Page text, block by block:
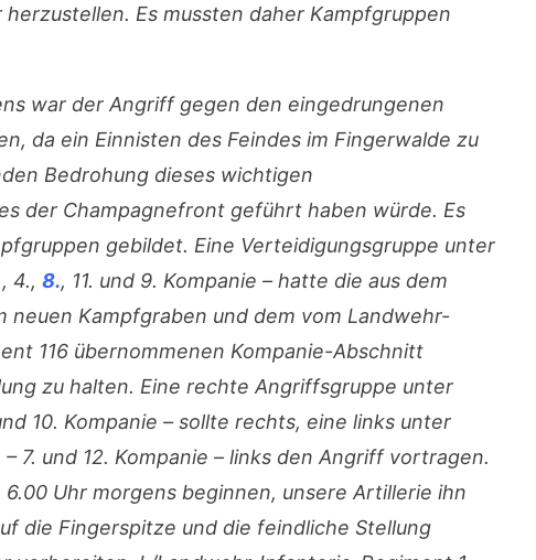
herzustellen. Es mussten daher Kampfgruppen
war der Angriff gegen den eingedrungenen
da ein Einnisten des Feindes im Fingerwalde zu
Bedrohung dieses wichtigen
der Champagnefront geführt haben würde. Es
gebildet. Eine Verteidigungsgruppe unter
4., 8., 11. und 9. Kompanie – hatte die aus dem
neuen Kampfgraben und dem vom Landwehr-
116 übernommenen Kompanie-Abschnitt
zu halten. Eine rechte Angriffsgruppe unter
10. Kompanie – sollte rechts, eine links unter
7. und 12. Kompanie – links den Angriff vortragen.
Uhr morgens beginnen, unsere Artillerie ihn
die Fingerspitze und die feindliche Stellung